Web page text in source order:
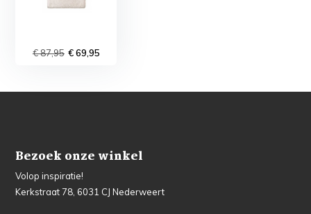
€ 87,95 € 69,95
Bezoek onze winkel
Volop inspiratie!
Kerkstraat 78, 6031 CJ Nederweert